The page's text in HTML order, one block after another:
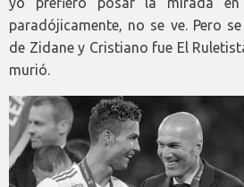
paradójicamente, no se ve. Pero
de Zidane y Cristiano fue El
murió.